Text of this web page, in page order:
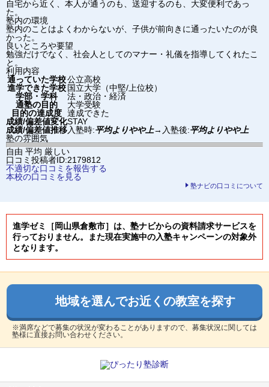
自宅から近く、本人が通うのも、送迎するのも、大変便利であっ
た。
塾内の環境
塾内のことはよくわからないが、子供が前向きに通ったいたのが良
かった。
良いところや要望
勉強だけでなく、社会人としてのマナー・礼儀を指導してくれたこ
と。
利用内容
通っていた学校公立高校
進学できた学校国立大学（中堅/上位校）
学部・学科
法・政治・経済
通塾の目的
大学受験
目的の達成度 達成できた
成績/偏差値変化STAY
成績/偏差値推移入塾時:平均よりやや上→ 入塾後:平均よりやや上
塾の雰囲気
自由 平均 厳しい
口コミ投稿者ID:2179812
不適切な口コミを報告する
本校の口コミを見る
塾ナビの口コミについて
進学ゼミ［岡山県倉敷市］は、塾ナビからの資料請求サービスを
行っておりません。また現在実施中の入塾キャンペーンの対象外
となります。
地域を選んでお近くの教室を探す
※満席などで募集の状況が変わることがありますので、募集状況に関しては
塾様に直接お問い合わせください。